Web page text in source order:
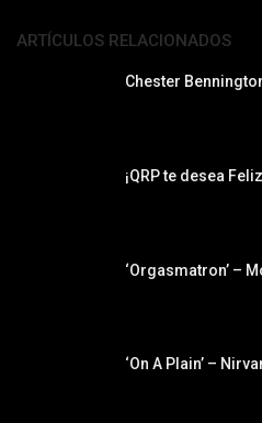
ARTÍCULOS RELACIONADOS
Chester
¡QRP te desea
‘Orgasmatron’ –
‘On A Plain’ –